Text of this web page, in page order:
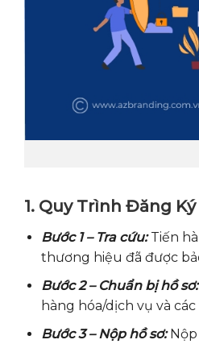
1. Quy Trình Đăng
Bước 1 – Tra cứu:Tiến
thương hiệu đã được
Bước 2 – Chuẩn bị hồ sơ:
hàng hóa/dịch vụ và
Bước 3 – Nộp hồ sơ:Nộp